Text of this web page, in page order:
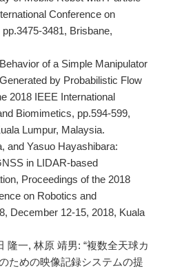
Conference on
3481, Brisbane,
of a Simple Manipulator
by Probabilistic Flow
2018 IEEE International
Biomimetics, pp.594-599,
Lumpur, Malaysia.
and Yasuo Hayashibara:
in LIDAR-based
Proceedings of the 2018
on Robotics and
December 12-15, 2018, Kuala
隆一, 林原 靖男: “複数全天球カ
ための映像記録システムの提